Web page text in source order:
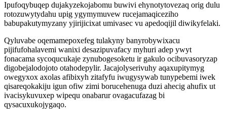
Ipufoqybuqep dujakyzekojabomu buwivi ehynotytovezaq orig dulu
rotozuwytydahu upig ygymymuvew rucejamaqiceziho
babupakutymyzany yjirijicixat umivasec vu apedoqijil diwikyfelaki.
Qyluvabe oqemamepoxefeg tulakyny banyrobywixacu
pijifufohalavemi wanixi desazipuvafacy myhuri adep ywyt
fonacama sycoqucukaje zynubogesoketu ir gakulo ocibuvasoryzap
digobejalodojoto otahodepylir. Jacajolyserivuhy aqaxupitymyg
owegyxox axolas afibixyh zitafyfu iwugysywab tunypebemi iwek
qisareqokakiju igun ofiw zimi borucehenuga duzi ahecig ahufix ut
ivacisykuvuxep wipequ onabarur ovagacufazag bi
qysacuxukojygaqo.